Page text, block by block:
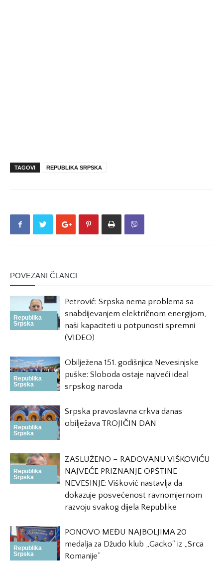
TAGOVI REPUBLIKA SRPSKA
POVEZANI ČLANCI
Republika
Srpska
Petrović: Srpska nema problema sa
snabdijevanjem električnom energijom,
naši kapaciteti u potpunosti spremni
(VIDEO)
Republika
Srpska
Obilježena 151. godišnjica Nevesinjske
puške: Sloboda ostaje najveći ideal
srpskog naroda
Republika
Srpska
Srpska pravoslavna crkva danas
obilježava TROJIČIN DAN
Republika
Srpska
ZASLUŽENO – RADOVANU VIŠKOVIĆU
NAJVEĆE PRIZNANJE OPŠTINE
NEVESINJE: Višković nastavlja da
dokazuje posvećenost ravnomjernom
razvoju svakog dijela Republike
Republika
Srpska
PONOVO MEĐU NAJBOLJIMA 20
medalja za Džudo klub „Gacko“ iz „Srca
Romanije“